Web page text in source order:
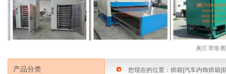
您现在的位置： 烘箱|汽车内饰烘箱|
吴江市浩宸烘
产品分类